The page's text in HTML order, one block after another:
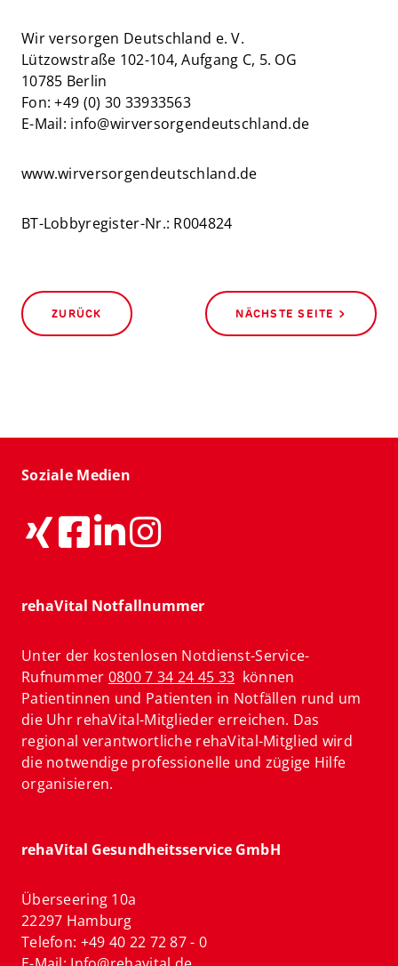
Wir versorgen Deutschland e. V.
Lützowstraße 102-104, Aufgang C, 5. OG
10785 Berlin
Fon: +49 (0) 30 33933563
E-Mail: info@wirversorgendeutschland.de
www.wirversorgendeutschland.de
BT-Lobbyregister-Nr.: R004824
ZURÜCK NÄCHSTE SEITE >
Soziale Medien
rehaVital Notfallnummer
Unter der kostenlosen Notdienst-Service-
Rufnummer 0800 7 34 24 45 33 können
Patientinnen und Patienten in Notfällen rund um
die Uhr rehaVital-Mitglieder erreichen. Das
regional verantwortliche rehaVital-Mitglied wird
die notwendige professionelle und zügige Hilfe
organisieren.
rehaVital Gesundheitsservice GmbH
Überseering 10a
22297 Hamburg
Telefon: +49 40 22 72 87 - 0